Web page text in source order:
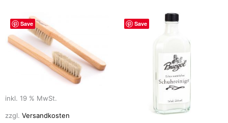
Save
inkl. 19 % MwSt.
zzgl. Versandkosten
Save